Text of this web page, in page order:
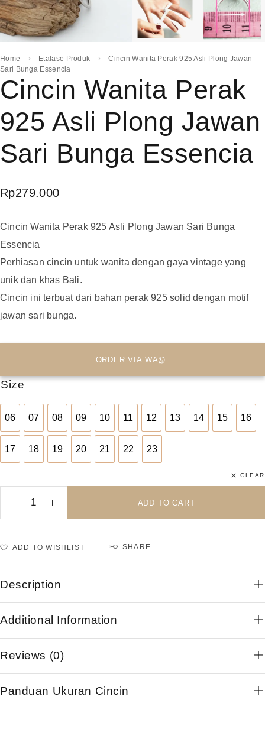
Home Etalase Produk
Cincin Wanita Perak 925 Asli Plong Jawan
Sari Bunga Essencia
Cincin Wanita Perak
925 Asli Plong Jawan
Sari Bunga Essencia
Rp279.000
Cincin Wanita Perak 925 Asli Plong Jawan Sari Bunga
Essencia
Perhiasan cincin untuk wanita dengan gaya vintage yang
unik dan khas Bali.
Cincin ini terbuat dari bahan perak 925 solid dengan motif
jawan sari bunga.
ORDER VIA WA
Size
06
06
07
07
08
08
09
09
10
10
11
11
12
12
13
13
14
14
15
15
16
16
17
17
18
18
19
19
20
20
21
21
22
22
23
23
CLEAR
ADD TO CART
ADD TO WISHLIST SHARE
Description
Additional Information
Reviews (0)
Panduan Ukuran Cincin